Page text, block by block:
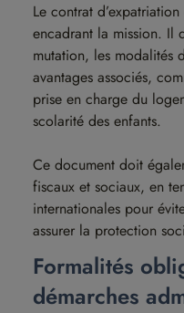
Le contrat
encadrant la mission. Il
mutation, les modalités
avantages associés,
prise en charge du
scolarité des enfants.
Ce document doit
fiscaux et sociaux, en
internationales pour
assurer la protection
Formalités
démarches